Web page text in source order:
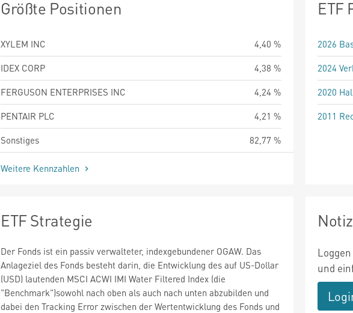
Größte Positionen
XYLEM INC
4,40 %
IDEX CORP
4,38 %
FERGUSON ENTERPRISES INC
4,24 %
PENTAIR PLC
4,21 %
Sonstiges
82,77 %
Weitere Kennzahlen
ETF
2026
2024
2020
2011
ETF Strategie
Der Fonds ist ein passiv verwalteter, indexgebundener OGAW. Das
Anlageziel des Fonds besteht darin, die Entwicklung des auf US-Dollar
(USD) lautenden MSCI ACWI IMI Water Filtered Index (die
"Benchmark")sowohl nach oben als auch nach unten abzubilden und
dabei den Tracking Error zwischen der Wertentwicklung des Fonds und
und